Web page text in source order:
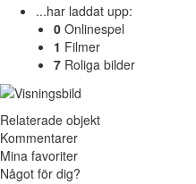
...har laddat upp:
0 Onlinespel
1 Filmer
7 Roliga bilder
Relaterade objekt
Kommentarer
Mina favoriter
Något för dig?